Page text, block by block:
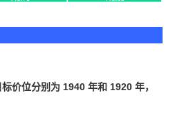
价位分别为 1940 年和 1920 年，